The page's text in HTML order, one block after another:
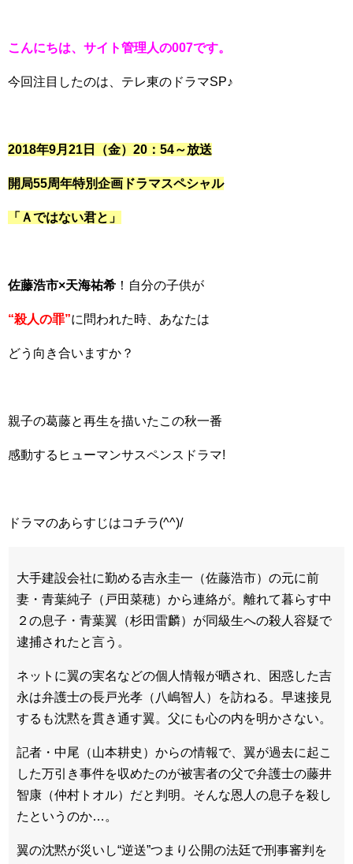
こんにちは、サイト管理人の007です。
今回注目したのは、テレ東のドラマSP♪
2018年9月21日（金）20：54～放送
開局55周年特別企画ドラマスペシャル
「Ａではない君と」
佐藤浩市×天海祐希 ！自分の子供が
“殺人の罪”に問われた時、あなたは
どう向き合いますか？
親子の葛藤と再生を描いたこの秋一番
感動するヒューマンサスペンスドラマ!
ドラマのあらすじはコチラ(^^)/
大手建設会社に勤める吉永圭一（佐藤浩市）の元に前
妻・青葉純子（戸田菜穂）から連絡が。離れて暮らす中
２の息子・青葉翼（杉田雷麟）が同級生への殺人容疑で
逮捕されたと言う。
ネットに翼の実名などの個人情報が晒され、困惑した吉
永は弁護士の長戸光孝（八嶋智人）を訪ねる。早速接見
するも沈黙を貫き通す翼。父にも心の内を明かさない。
記者・中尾（山本耕史）からの情報で、翼が過去に起こ
した万引き事件を収めたのが被害者の父で弁護士の藤井
智康（仲村トオル）だと判明。そんな恩人の息子を殺し
たというのか…。
翼の沈黙が災いし“逆送”つまり公開の法廷で刑事審判を